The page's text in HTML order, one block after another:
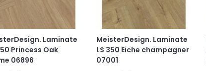
Laminate
Princess Oak
06896
MeisterDesign. Laminate
LS 350 Eiche champagner
07001